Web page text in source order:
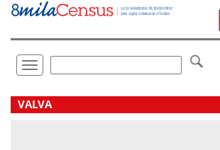
Vai
direttamente
Toggle
navigation
.
VALVA